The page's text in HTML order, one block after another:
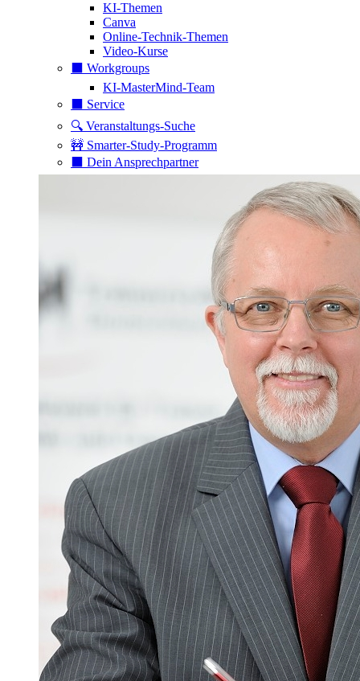
KI-Themen
Canva
Online-Technik-Themen
Video-Kurse
⬛️ Workgroups
KI-MasterMind-Team
⬛️ Service
🔍 Veranstaltungs-Suche
🚧 Smarter-Study-Programm
⬛️ Dein Ansprechpartner